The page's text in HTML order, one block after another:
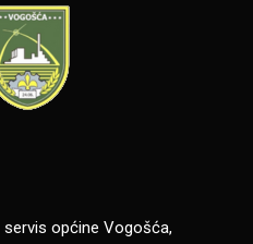
općine Vogošća,